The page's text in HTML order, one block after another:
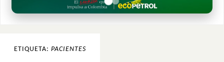
ETIQUETA: PACIENTES